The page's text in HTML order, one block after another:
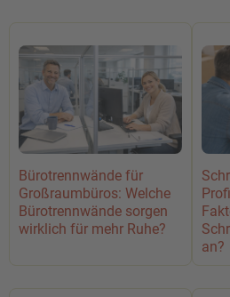
Bürotrennwände für
Großraumbüros: Welche
Bürotrennwände sorgen
wirklich für mehr Ruhe?
an?